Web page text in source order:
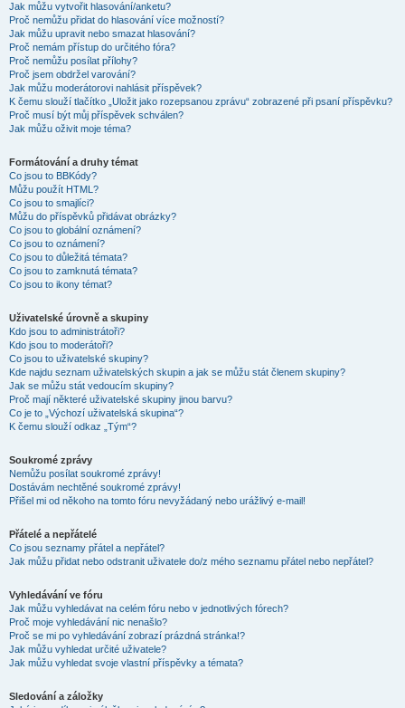
Jak můžu vytvořit hlasování/anketu?
Proč nemůžu přidat do hlasování více možností?
Jak můžu upravit nebo smazat hlasování?
Proč nemám přístup do určitého fóra?
Proč nemůžu posílat přílohy?
Proč jsem obdržel varování?
Jak můžu moderátorovi nahlásit příspěvek?
K čemu slouží tlačítko „Uložit jako rozepsanou zprávu“ zobrazené při psaní příspěvku?
Proč musí být můj příspěvek schválen?
Jak můžu oživit moje téma?
Formátování a druhy témat
Co jsou to BBKódy?
Můžu použít HTML?
Co jsou to smajlíci?
Můžu do příspěvků přidávat obrázky?
Co jsou to globální oznámení?
Co jsou to oznámení?
Co jsou to důležitá témata?
Co jsou to zamknutá témata?
Co jsou to ikony témat?
Uživatelské úrovně a skupiny
Kdo jsou to administrátoři?
Kdo jsou to moderátoři?
Co jsou to uživatelské skupiny?
Kde najdu seznam uživatelských skupin a jak se můžu stát členem skupiny?
Jak se můžu stát vedoucím skupiny?
Proč mají některé uživatelské skupiny jinou barvu?
Co je to „Výchozí uživatelská skupina“?
K čemu slouží odkaz „Tým“?
Soukromé zprávy
Nemůžu posílat soukromé zprávy!
Dostávám nechtěné soukromé zprávy!
Přišel mi od někoho na tomto fóru nevyžádaný nebo urážlivý e-mail!
Přátelé a nepřátelé
Co jsou seznamy přátel a nepřátel?
Jak můžu přidat nebo odstranit uživatele do/z mého seznamu přátel nebo nepřátel?
Vyhledávání ve fóru
Jak můžu vyhledávat na celém fóru nebo v jednotlivých fórech?
Proč moje vyhledávání nic nenašlo?
Proč se mi po vyhledávání zobrazí prázdná stránka!?
Jak můžu vyhledat určité uživatele?
Jak můžu vyhledat svoje vlastní příspěvky a témata?
Sledování a záložky